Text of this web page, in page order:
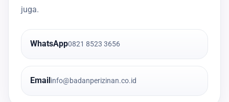
juga.
WhatsApp0821 8523 3656
Email info@badanperizinan.co.id